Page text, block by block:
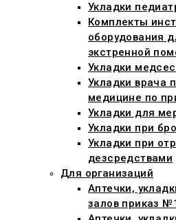
Укладки
Комплекты
оборудования
экстренной
Укладки
Укладки врача
медицине по
Укладки для
Укладки при
Укладки при
дезсредствами
Для организаций
Аптечки,
залов приказ